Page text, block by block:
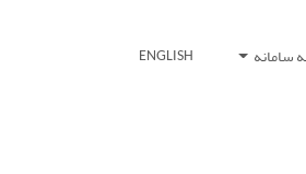
سامانه ENGLISH